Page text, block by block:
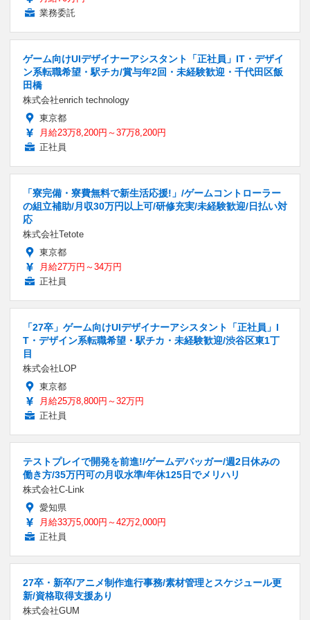
業務委託
ゲーム向けUIデザイナーアシスタント「正社員」IT・デザイ
ン系転職希望・駅チカ/賞与年2回・未経験歓迎・千代田区飯
田橋
株式会社enrich technology
東京都
月給23万8,200円～37万8,200円
正社員
「寮完備・寮費無料で新生活応援!」/ゲームコントローラー
の組立補助/月収30万円以上可/研修充実/未経験歓迎/日払い対
応
株式会社Tetote
東京都
月給27万円～34万円
正社員
「27卒」ゲーム向けUIデザイナーアシスタント「正社員」I
T・デザイン系転職希望・駅チカ・未経験歓迎/渋谷区東1丁
目
株式会社LOP
東京都
月給25万8,800円～32万円
正社員
テストプレイで開発を前進!/ゲームデバッガー/週2日休みの
働き方/35万円可の月収水準/年休125日でメリハリ
株式会社C-Link
愛知県
月給33万5,000円～42万2,000円
正社員
27卒・新卒/アニメ制作進行事務/素材管理とスケジュール更
新/資格取得支援あり
株式会社GUM